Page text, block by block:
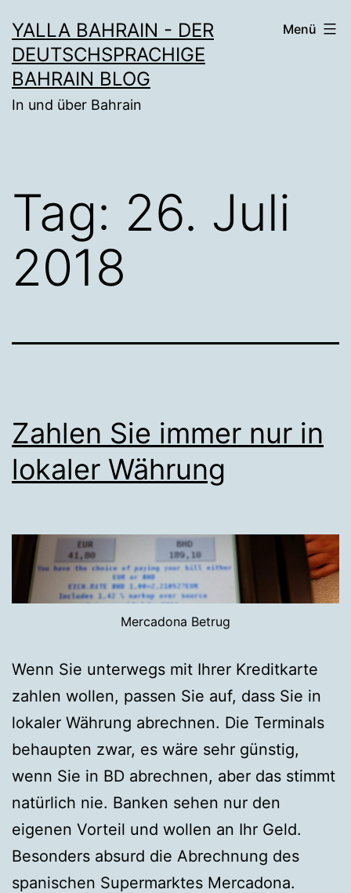
Inhalt
springen
YALLA BAHRAIN - DER
DEUTSCHSPRACHIGE
BAHRAIN BLOG
In und über Bahrain
Menü
Tag: 26. Juli
2018
Zahlen Sie immer nur in
lokaler Währung
Mercadona Betrug
Wenn Sie unterwegs mit Ihrer Kreditkarte
zahlen wollen, passen Sie auf, dass Sie in
lokaler Währung abrechnen. Die Terminals
behaupten zwar, es wäre sehr günstig,
wenn Sie in BD abrechnen, aber das stimmt
natürlich nie. Banken sehen nur den
eigenen Vorteil und wollen an Ihr Geld.
Besonders absurd die Abrechnung des
spanischen Supermarktes Mercadona.